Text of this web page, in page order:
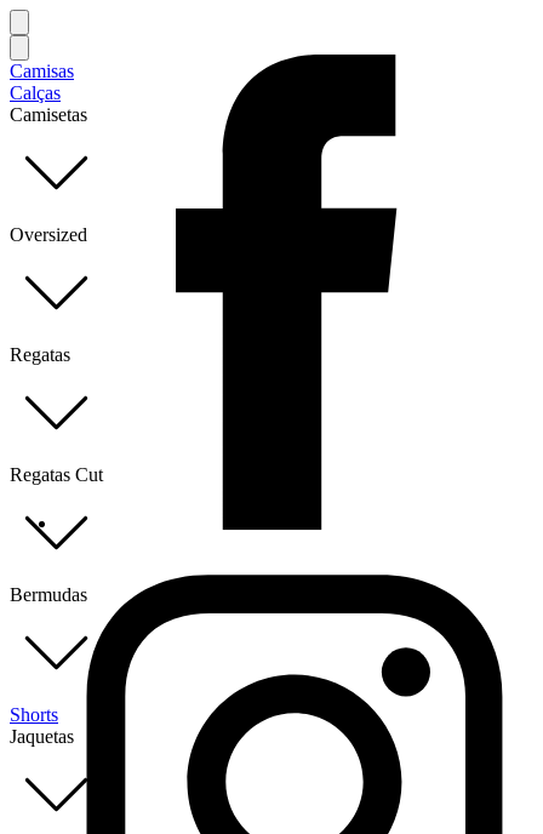
Camisas
Calças
Camisetas
Oversized
Regatas
Regatas Cut
Bermudas
Shorts
Jaquetas